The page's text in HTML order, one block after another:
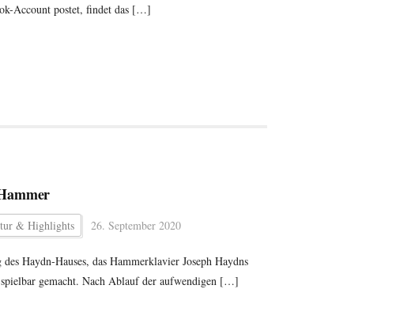
Account postet, findet das […]
& Highlights 26. September 2020
Haydn-Hauses, das Hammerklavier Joseph Haydns
gemacht. Nach Ablauf der aufwendigen […]